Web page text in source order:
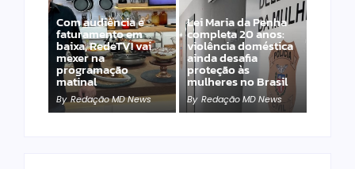
Com audiência e
faturamento em
baixa, RedeTV! vai
mexer na
programação
matinal
By Redação MD News
Lei Maria da Penha
completa 20 anos:
violência doméstica
ainda desafia
proteção às
mulheres no Brasil
By Redação MD News